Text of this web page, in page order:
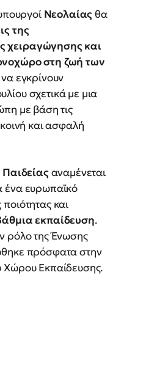
Νεολαίαςθα
της
χειραγώγησης και
στη ζωή των
εγκρίνουν
σχετικά με μια
με βάση τις
και ασφαλή
Παιδείαςαναμένεται
ένα ευρωπαϊκό
και
εκπαίδευση.
ρόλο της Ένωσης
πρόσφατα στην
Χώρου Εκπαίδευσης.